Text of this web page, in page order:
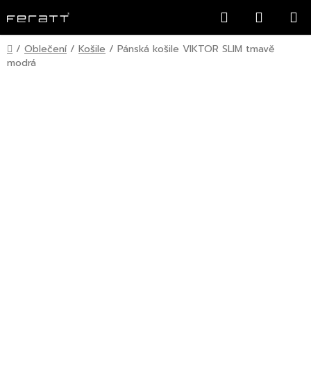
na
obsah
Hledat
KOŠÍK
Domů
/ Oblečení / Košile / Pánská košile VIKTOR SLIM tmavě
modrá